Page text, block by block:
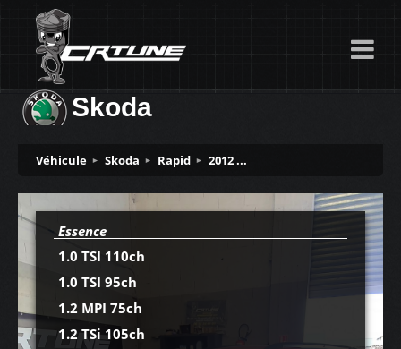
Skoda
Véhicule Skoda Rapid 2012 ...
Essence
1.0 TSI 110ch
1.0 TSI 95ch
1.2 MPI 75ch
1.2 TSi 105ch